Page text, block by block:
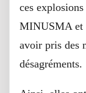
ces
MINUSMA et
avoir pris des
désagréments.